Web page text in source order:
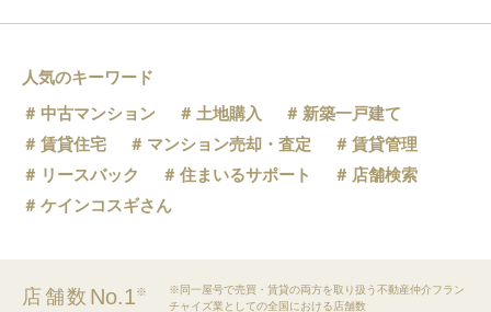
人気のキーワード
中古マンション
土地購入
新築一戸建て
賃貸住宅
マンション売却・査定
賃貸管理
リースバック
住まいるサポート
店舗検索
ケインコスギさん
店舗数 No.1※
※同一屋号で売買・賃貸の両方を取り扱う不動産仲介フラン
チャイズ業としての全国における店舗数